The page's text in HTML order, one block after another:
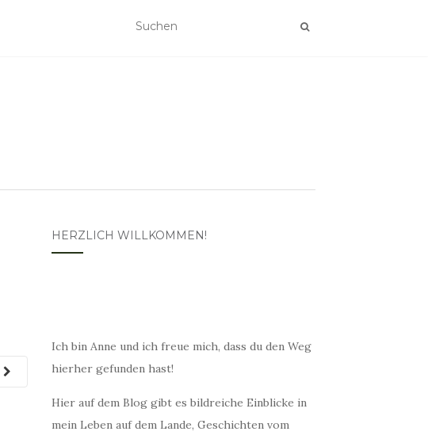
HERZLICH WILLKOMMEN!
Ich bin Anne und ich freue mich, dass du den Weg
hierher gefunden hast!
Hier auf dem Blog gibt es bildreiche Einblicke in
mein Leben auf dem Lande, Geschichten vom